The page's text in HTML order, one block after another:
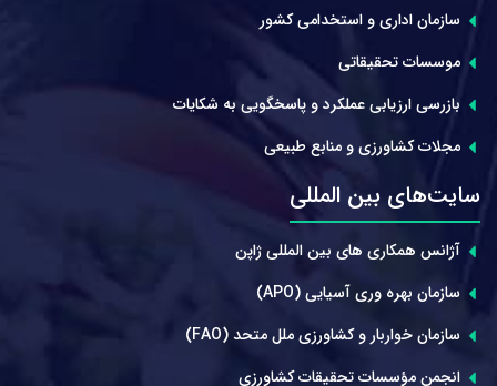
سازمان اداری و استخدامی کشور
موسسات تحقیقاتی
بازرسی ارزیابی عملکرد و پاسخگویی به شکایات
مجلات کشاورزی و منابع طبیعی
سایت‌های بین المللی
آژانس همکاری های بین المللی ژاپن
سازمان بهره وری آسیایی (APO)
سازمان خواربار و کشاورزی ملل متحد (FAO)
انجمن مؤسسات تحقیقات کشاورزی